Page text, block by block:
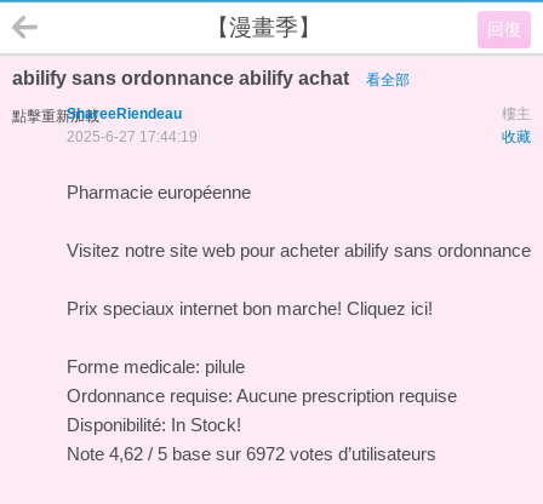
回復
【漫畫季】
abilify sans ordonnance abilify achat 看全部
點擊重新加載 樓主
ShareeRiendeau
收藏
2025-6-27 17:44:19
Pharmacie européenne
Visitez notre site web pour acheter abilify sans ordonnance
Prix speciaux internet bon marche! Cliquez ici!
Forme medicale: pilule
Ordonnance requise: Aucune prescription requise
Disponibilité: In Stock!
Note 4,62 / 5 base sur 6972 votes d’utilisateurs